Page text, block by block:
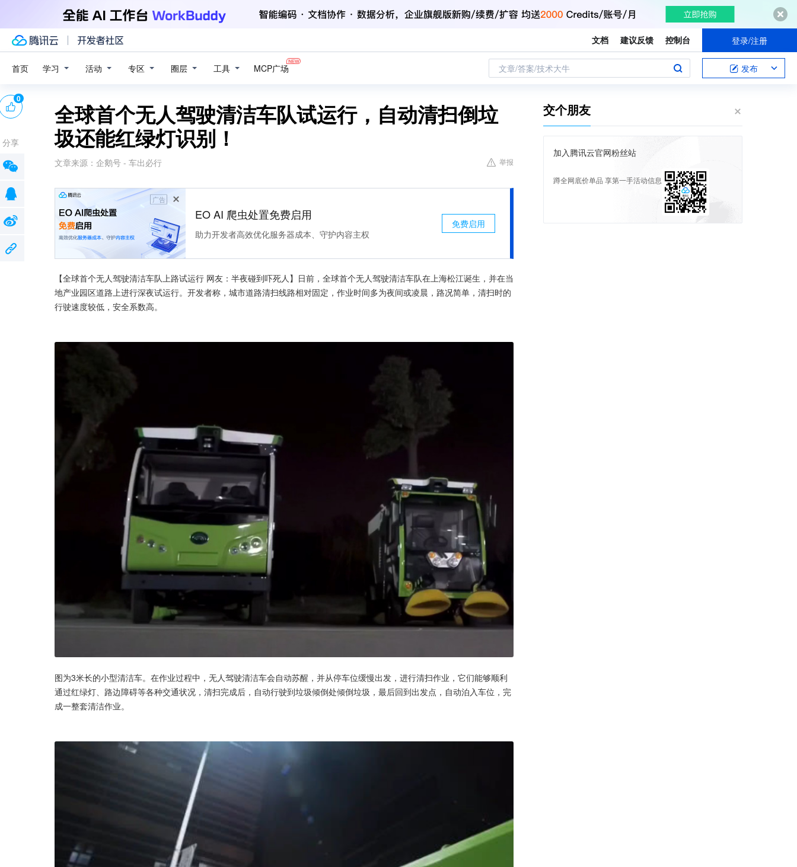
文档 建议反馈 控制台 登录/注册
首页 学习 活动 专区 圈层 工具 MCP广场 文章/答案/技术大牛 发布
全球首个无人驾驶清洁车队试运行，自动清扫倒垃
圾还能红绿灯识别！
文章来源： 企鹅号 - 车出必行 举报
广告
EO AI 爬虫处置免费启用
助力开发者高效优化服务器成本、守护内容主权
免费启用
【全球首个无人驾驶清洁车队上路试运行 网友：半夜碰到吓死人】日前，全球首个无人驾驶清洁车队在上海松江诞生，并在当
地产业园区道路上进行深夜试运行。开发者称，城市道路清扫线路相对固定，作业时间多为夜间或凌晨，路况简单，清扫时的
行驶速度较低，安全系数高。
图为3米长的小型清洁车。在作业过程中，无人驾驶清洁车会自动苏醒，并从停车位缓慢出发，进行清扫作业，它们能够顺利
通过红绿灯、路边障碍等各种交通状况，清扫完成后，自动行驶到垃圾倾倒处倾倒垃圾，最后回到出发点，自动泊入车位，完
成一整套清洁作业。
0
分享
交个朋友
加入腾讯云官网粉丝站
蹲全网底价单品 享第一手活动信息